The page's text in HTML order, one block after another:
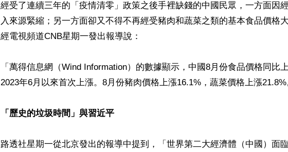
經受了連續三年的「疫情清零」政策之後手裡缺錢的中國民眾，一方面因
入來源緊縮；另一方面卻又不得不再經受豬肉和蔬菜之類的基本食品價格
經電視頻道CNB星期一發出報導說：
「萬得信息網（Wind Information）的數據顯示，中國8月份食品價格同比
2023年6月以來首次上漲。8月份豬肉價格上漲16.1%，蔬菜價格上漲21.8%
「歷史的垃圾時間」與習近平
路透社星期一從北京發出的報導中提到，「世界第二大經濟體（中國）面